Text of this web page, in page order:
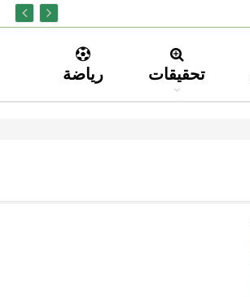
تحقيقات رياضة